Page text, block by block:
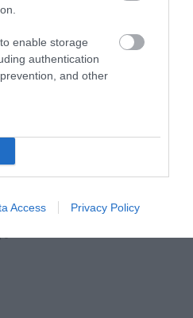
enable storage
authentication
and other
Access Privacy Policy
AZ INFLÁCIÓ
A 25-ÖS FŐÚTON